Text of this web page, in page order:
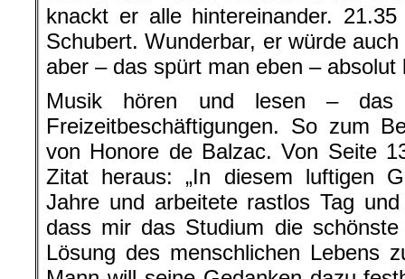
knackt er alle hintereinander.
Schubert. Wunderbar, er würde
aber – das spürt man eben – absolut
Musik hören und lesen – das
Freizeitbeschäftigungen. So zum
von Honore de Balzac. Von Seite
Zitat heraus: „In diesem luftigen
Jahre und arbeitete rastlos Tag
dass mir das Studium die
Lösung des menschlichen Lebens